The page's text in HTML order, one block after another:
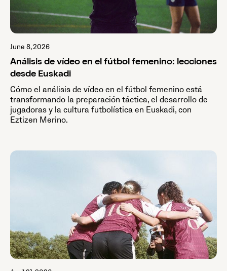
June 8, 2026
Análisis de vídeo en el fútbol femenino: lecciones
desde Euskadi
Cómo el análisis de vídeo en el fútbol femenino está
transformando la preparación táctica, el desarrollo de
jugadoras y la cultura futbolística en Euskadi, con
Eztizen Merino.